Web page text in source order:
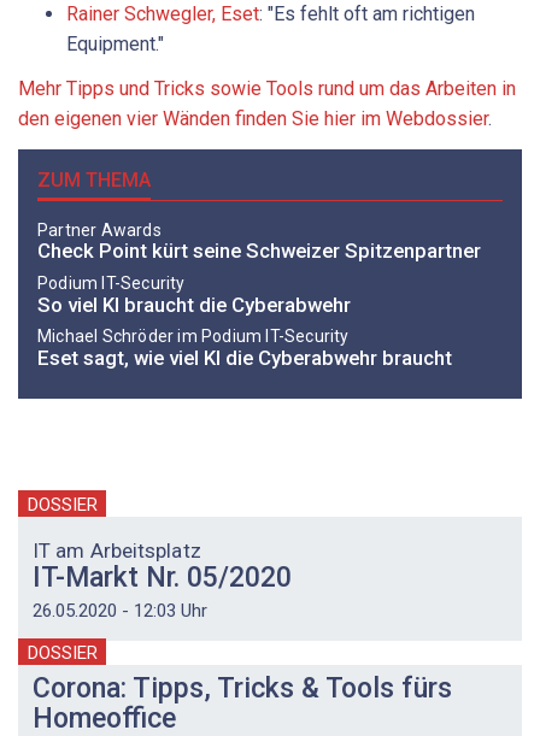
Rainer Schwegler, Eset: "Es fehlt oft am richtigen
Equipment."
Mehr Tipps und Tricks sowie Tools rund um das Arbeiten in
den eigenen vier Wänden finden Sie hier im Webdossier.
ZUM THEMA
Partner Awards
Check Point kürt seine Schweizer Spitzenpartner
Podium IT-Security
So viel KI braucht die Cyberabwehr
Michael Schröder im Podium IT-Security
Eset sagt, wie viel KI die Cyberabwehr braucht
DOSSIER
IT am Arbeitsplatz
IT-Markt Nr. 05/2020
26.05.2020 - 12:03 Uhr
DOSSIER
Corona: Tipps, Tricks & Tools fürs
Homeoffice